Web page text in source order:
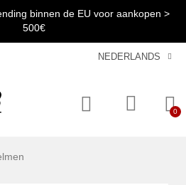
binnen de EU voor aankopen >
500€
NEDERLANDS